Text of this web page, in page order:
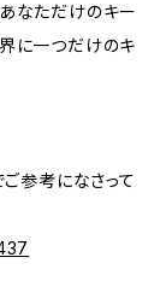
なただけのキー
に一つだけのキ
参考になさって